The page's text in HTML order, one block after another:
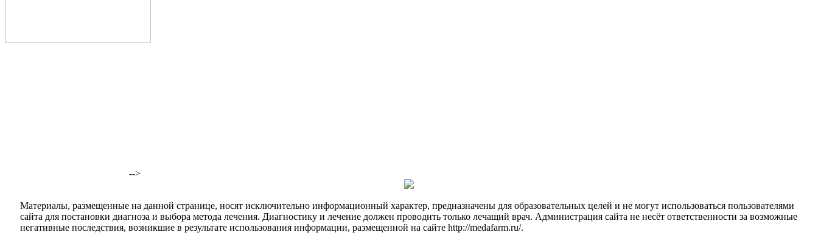
-->
Материалы, размещенные на данной странице, носят исключительно информационный характер, предназначены для образовательных целей и не могут использоваться пользователями
сайта для постановки диагноза и выбора метода лечения. Диагностику и лечение должен проводить только лечащий врач. Администрация сайта не несёт ответственности за возможные
негативные последствия, возникшие в результате использования информации, размещенной на сайте http://medafarm.ru/.